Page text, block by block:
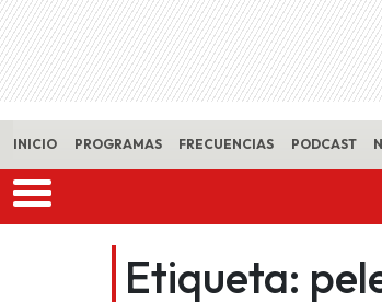
INICIO PROGRAMAS FRECUENCIAS PODCAST
Etiqueta: